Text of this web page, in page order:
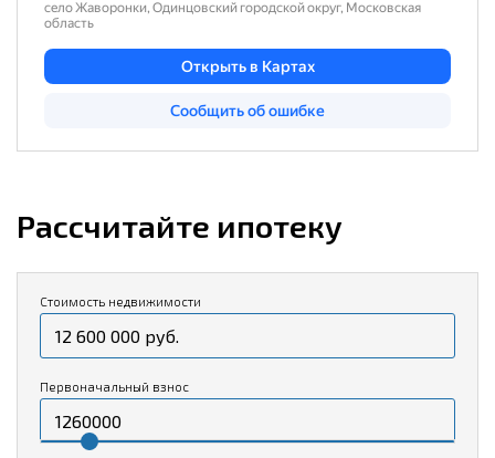
Рассчитайте ипотеку
Стоимость недвижимости
Первоначальный взнос